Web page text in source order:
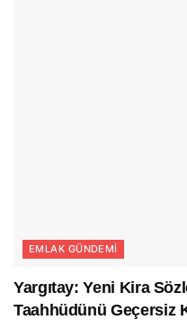
EMLAK GÜNDEMI
Yargıtay: Yeni Kira
Taahhüdünü Geçersiz